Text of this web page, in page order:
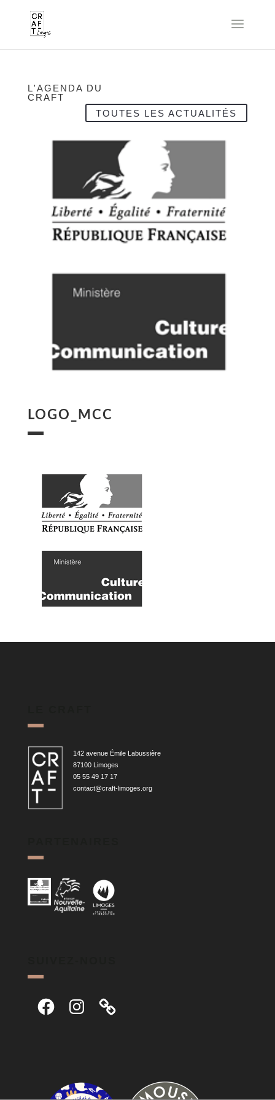
L'AGENDA DU
CRAFT
TOUTES LES ACTUALITÉS
LOGO_MCC
142 avenue Émile Labussière
87100 Limoges
05 55 49 17 17
contact@craft-limoges.org
FacebookInstagram